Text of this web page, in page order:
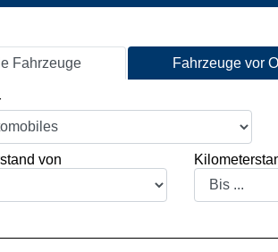
Fahrzeuge Fahrzeuge vor
von